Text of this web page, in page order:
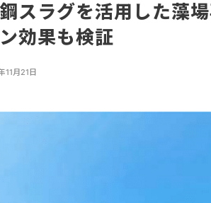
スラグを活用した藻
効果も検証
11月21日